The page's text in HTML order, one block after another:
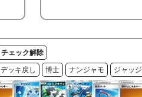
チェック解除
デッキ戻し 博士 ナンジャモ ジャッ